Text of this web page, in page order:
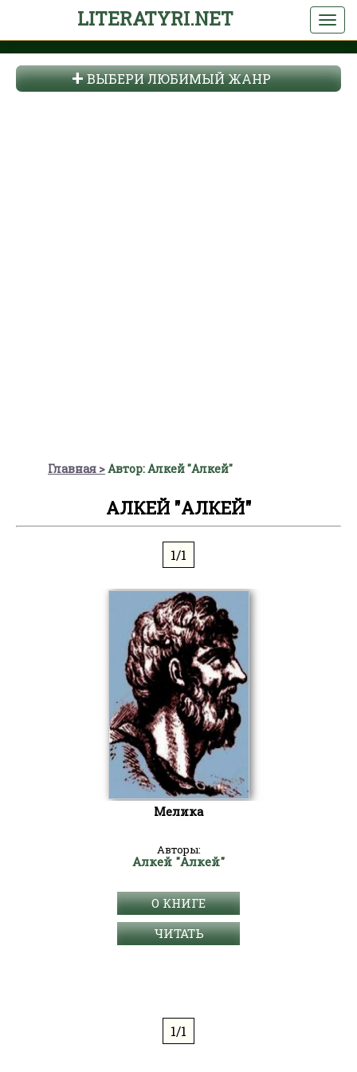
LITERATYRI.NET
ВЫБЕРИ ЛЮБИМЫЙ ЖАНР
Главная Автор: Алкей "Алкей"
АЛКЕЙ "АЛКЕЙ"
1/1
Мелика
Авторы:
Алкей "Алкей"
О КНИГЕ
ЧИТАТЬ
1/1